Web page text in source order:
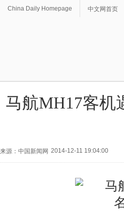
China Daily Homepage 中文网首页
马航MH17客机
来源：中国新闻网 2014-12-11 19:04:00